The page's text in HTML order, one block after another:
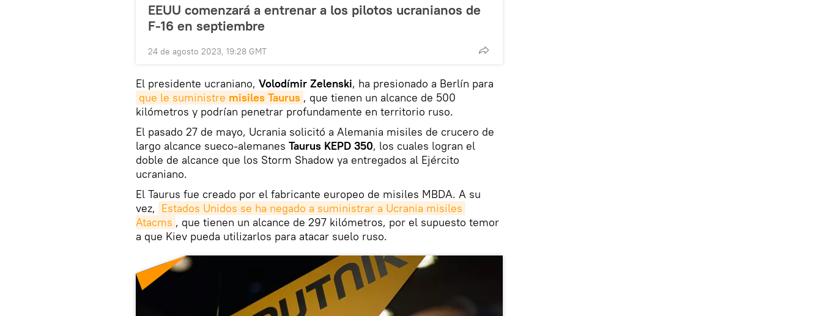
EEUU comenzará a entrenar a los pilotos ucranianos de
F-16 en septiembre
24 de agosto 2023, 19:28 GMT
El presidente ucraniano, Volodímir Zelenski, ha presionado a Berlín para
que le suministre misiles Taurus , que tienen un alcance de 500
kilómetros y podrían penetrar profundamente en territorio ruso.
El pasado 27 de mayo, Ucrania solicitó a Alemania misiles de crucero de
largo alcance sueco-alemanes Taurus KEPD 350, los cuales logran el
doble de alcance que los Storm Shadow ya entregados al Ejército
ucraniano.
El Taurus fue creado por el fabricante europeo de misiles MBDA. A su
vez, Estados Unidos se ha negado a suministrar a Ucrania misiles
Atacms , que tienen un alcance de 297 kilómetros, por el supuesto temor
a que Kiev pueda utilizarlos para atacar suelo ruso.